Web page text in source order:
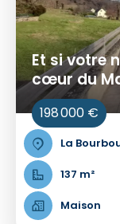
Et si votre
cœur du
198 000 €
La
137 m²
Maison